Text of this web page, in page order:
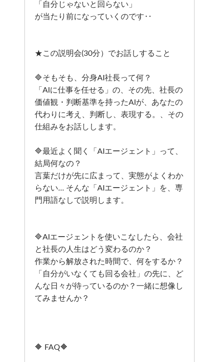
「自分じゃないと回らない」
が当たり前になっていくのです‥
★この説明会(30分）でお話しすること
🔷そもそも、分身AI社長って何？
「AIに仕事を任せる」の、その先、社長の
価値観・判断基準を持ったAIが、あなたの
代わりに考え、判断し、表現する。、その
仕組みをお話しします。
🔷最近よく聞く「AIエージェント」って、
結局何なの？
言葉だけが先に広まって、実態がよくわか
らない… そんな「AIエージェント」を、専
門用語なしで説明します。
🔷AIエージェントを使いこなしたら、会社
と社長の人生はどう変わるのか？
作業から解放された時間で、何をするか？
「自分がいなくても回る会社」の先に、ど
んな日々が待っているのか？一緒に想像し
てみませんか？
🔶 FAQ🔶